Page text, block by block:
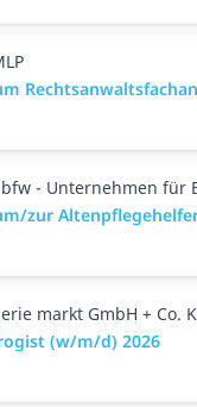
- Unternehmen für
zur
markt GmbH + Co.
(w/m/d) 2026